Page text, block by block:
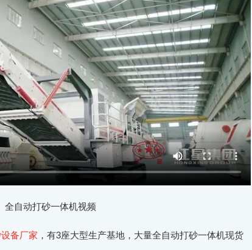
全自动打砂一体机视频
备厂家 ，有3座大型生产基地，大量全自动打砂一体机现货